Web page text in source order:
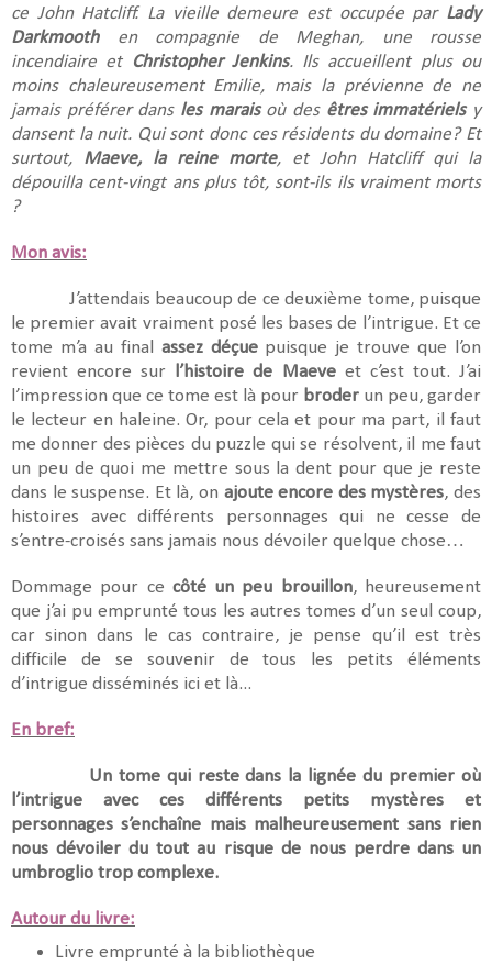
ce John Hatcliff. La vieille demeure est occupée par Lady
Darkmoothen compagnie de Meghan, une rousse
incendiaire et Christopher Jenkins. Ils accueillent plus ou
moins chaleureusement Emilie, mais la prévienne de ne
jamais préférer dans les marais où des êtres immatérielsy
dansent la nuit. Qui sont donc ces résidents du domaine? Et
surtout, Maeve, la reine morte, et John Hatcliff qui la
dépouilla cent-vingt ans plus tôt, sont-ils ils vraiment morts
?
Mon avis:
J’attendais beaucoup de ce deuxième tome, puisque
le premier avait vraiment posé les bases de l’intrigue. Et ce
tome m’a au final assez déçuepuisque je trouve que l’on
revient encore sur
l’histoire de Maeveet c’est tout. J’ai
l’impression que ce tome est là pour broder un peu, garder
le lecteur en haleine. Or, pour cela et pour ma part, il faut
me donner des pièces du puzzle qui se résolvent, il me faut
un peu de quoi me mettre sous la dent pour que je reste
dans le suspense. Et là, on ajoute encore des mystères, des
histoires avec différents personnages qui ne cesse de
s’entre-croisés sans jamais nous dévoiler quelque chose…
Dommage pour ce côté un peu brouillon, heureusement
que j’ai pu emprunté tous les autres tomes d’un seul coup,
car sinon dans le cas contraire, je pense qu’il est très
difficile de se souvenir de tous les petits éléments
d’intrigue disséminés ici et là...
En bref:
Un tome qui reste dans la lignée du premier où
l’intrigue avec ces différents petits mystères et
personnages s’enchaîne mais malheureusement sans rien
nous dévoiler du tout au risque de nous perdre dans un
umbroglio trop complexe.
Autour du livre:
Livre emprunté à la bibliothèque